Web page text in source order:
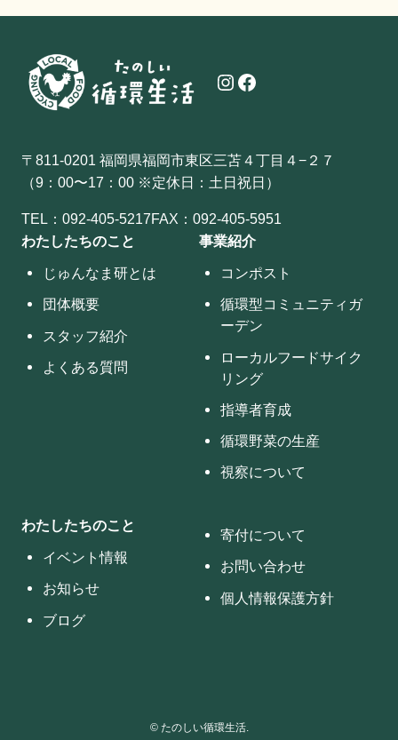
Instagram Facebook
〒811-0201 福岡県福岡市東区三苫４丁目４−２７
（9：00〜17：00 ※定休日：土日祝日）
TEL：092-405-5217FAX：092-405-5951
わたしたちのこと
じゅんなま研とは
団体概要
スタッフ紹介
よくある質問
事業紹介
コンポスト
循環型コミュニティガ
ーデン
ローカルフードサイク
リング
指導者育成
循環野菜の生産
視察について
わたしたちのこと
イベント情報
お知らせ
ブログ
寄付について
お問い合わせ
個人情報保護方針
©たのしい循環生活.